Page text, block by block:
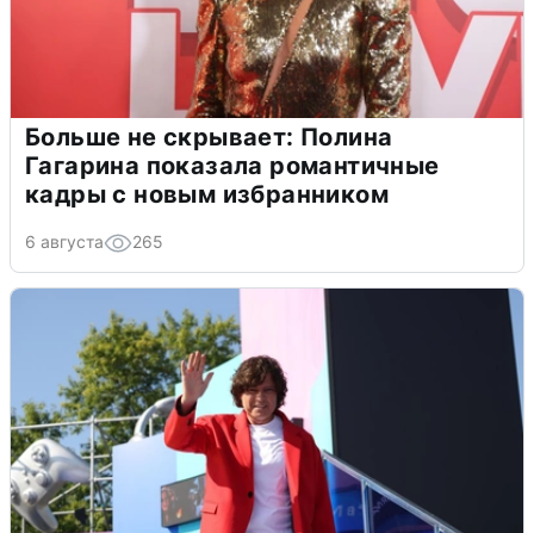
Больше не скрывает: Полина
Гагарина показала романтичные
кадры с новым избранником
6 августа 265